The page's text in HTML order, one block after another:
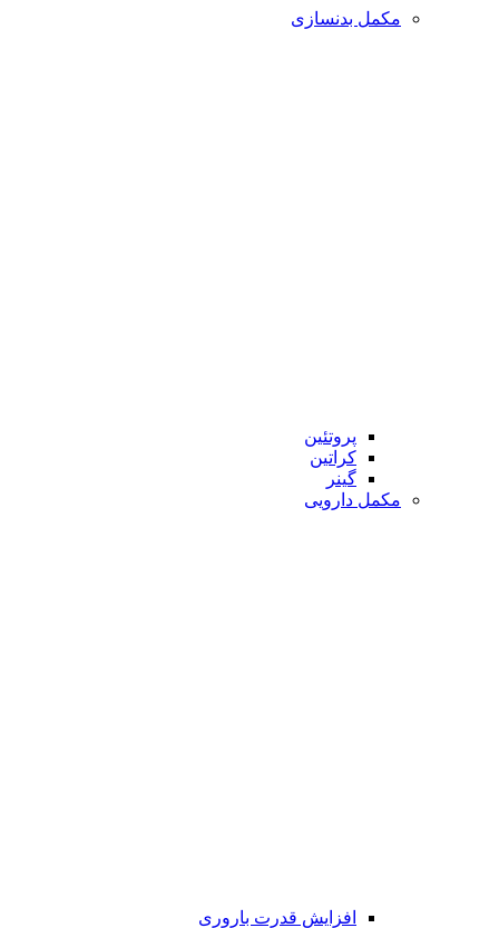
مکمل بدنسازی
پروتئین
کراتین
گینر
مکمل دارویی
افزایش قدرت باروری